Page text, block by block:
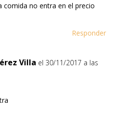
comida no entra en el precio
Responder
Villa el 30/11/2017 a las